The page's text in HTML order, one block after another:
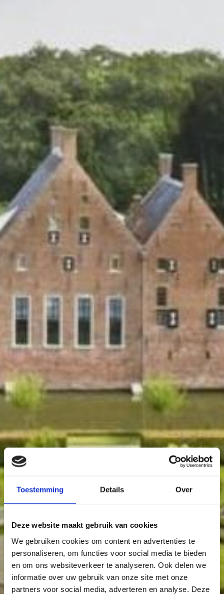
Toestemming Details Over
Deze website maakt gebruik van cookies
We gebruiken cookies om content en advertenties te
personaliseren, om functies voor social media te bieden
en om ons websiteverkeer te analyseren. Ook delen we
informatie over uw gebruik van onze site met onze
partners voor social media, adverteren en analyse. Deze